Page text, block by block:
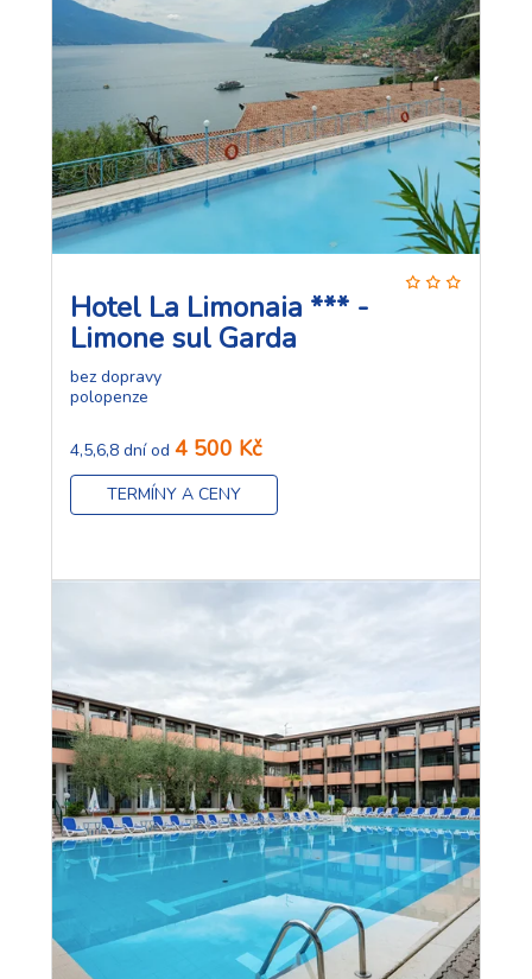
Hotel La Limonaia *** -
Limone sul Garda
bez dopravy
polopenze
4,5,6,8 dní od 4 500 Kč
TERMÍNY A CENY